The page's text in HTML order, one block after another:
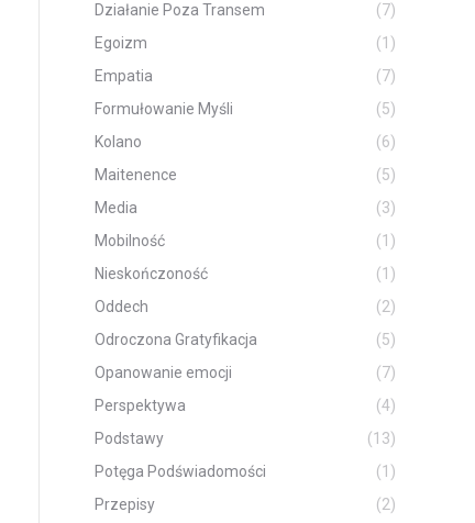
IMG_20200229_154942
Działanie Poza Transem
(7)
Egoizm
(1)
Empatia
(7)
Formułowanie Myśli
(5)
Kolano
(6)
Maitenence
(5)
Media
(3)
Mobilność
(1)
Nieskończoność
(1)
Oddech
(2)
Odroczona Gratyfikacja
(5)
Opanowanie emocji
(7)
Perspektywa
(4)
Podstawy
(13)
Potęga Podświadomości
(1)
Przepisy
(2)